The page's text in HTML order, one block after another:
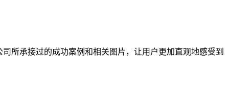
所承接过的成功案例和相关图片，让用户更加直观地感受到